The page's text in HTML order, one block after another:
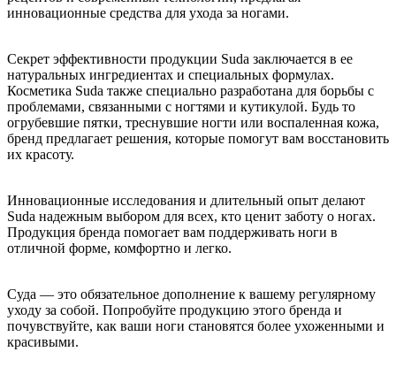
инновационные средства для ухода за ногами.
Секрет эффективности продукции Suda заключается в ее
натуральных ингредиентах и специальных формулах.
Косметика Suda также специально разработана для борьбы с
проблемами, связанными с ногтями и кутикулой. Будь то
огрубевшие пятки, треснувшие ногти или воспаленная кожа,
бренд предлагает решения, которые помогут вам восстановить
их красоту.
Инновационные исследования и длительный опыт делают
Suda надежным выбором для всех, кто ценит заботу о ногах.
Продукция бренда помогает вам поддерживать ноги в
отличной форме, комфортно и легко.
Суда — это обязательное дополнение к вашему регулярному
уходу за собой. Попробуйте продукцию этого бренда и
почувствуйте, как ваши ноги становятся более ухоженными и
красивыми.